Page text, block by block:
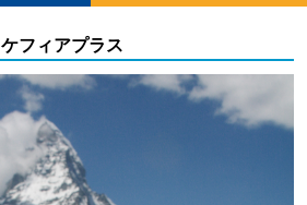
ケフィアプラス